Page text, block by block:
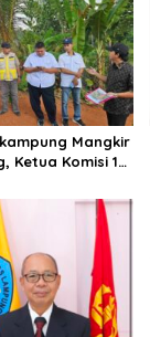
Mangkir
Ketua Komisi 1